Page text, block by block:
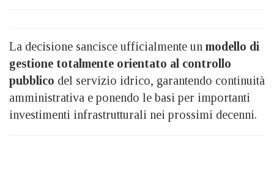
La decisione sancisce ufficialmente un modello di
gestione totalmente orientato al controllo
pubblico del servizio idrico, garantendo continuità
amministrativa e ponendo le basi per importanti
investimenti infrastrutturali nei prossimi decenni.